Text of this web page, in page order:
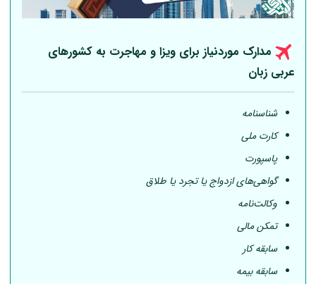
مدارک موردنیاز برای ویزا و مهاجرت به کشورهای
عربی زبان
شناسنامه
کارت ملی
پاسپورت
گواهی‌های ازدواج یا تجرد یا طلاق
وکالت‌نامه
تمکن مالی
سابقه کار
سابقه بیمه